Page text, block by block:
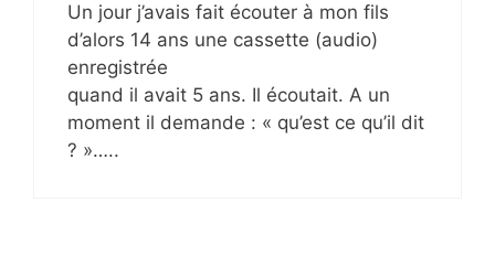
Un jour j’avais fait écouter à mon fils
d’alors 14 ans une cassette (audio)
enregistrée
quand il avait 5 ans. Il écoutait. A un
moment il demande : « qu’est ce qu’il dit
? »…..